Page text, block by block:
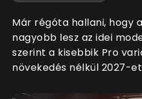
Már régóta hallani, hogy
nagyobb lesz az idei
szerint a kisebbik Pro
növekedés nélkül 2027-